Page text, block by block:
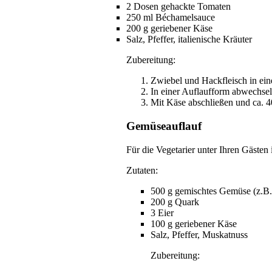
2 Dosen gehackte Tomaten
250 ml Béchamelsauce
200 g geriebener Käse
Salz, Pfeffer, italienische Kräuter
Zubereitung:
Zwiebel und Hackfleisch in
In einer Auflaufform
Mit Käse abschließen und ca.
Gemüseauflauf
Für die Vegetarier unter Ihren
Zutaten:
500 g gemischtes Gemüse
200 g Quark
3 Eier
100 g geriebener Käse
Salz, Pfeffer, Muskatnuss
Zubereitung: